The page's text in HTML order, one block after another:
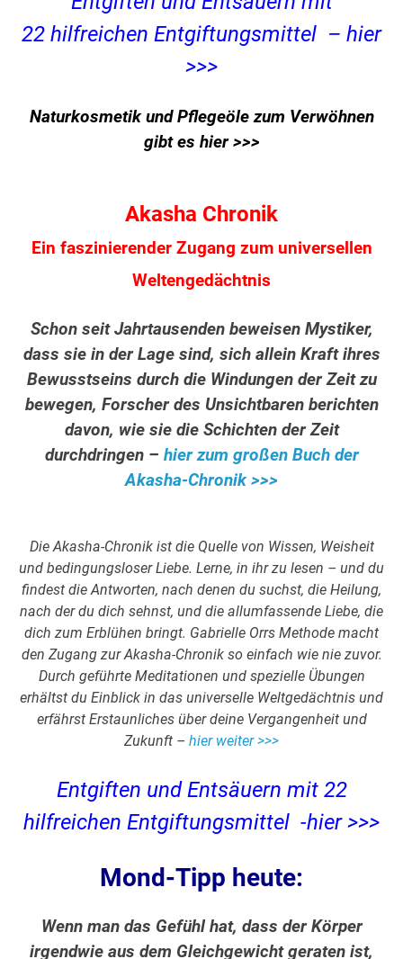
22 hilfreichen Entgiftungsmittel – hier
>>>
Naturkosmetik und Pflegeöle zum Verwöhnen
gibt es hier >>>
Akasha Chronik
Ein faszinierender Zugang zum universellen
Weltengedächtnis
Schon seit Jahrtausenden beweisen Mystiker,
dass sie in der Lage sind, sich allein Kraft ihres
Bewusstseins durch die Windungen der Zeit zu
bewegen, Forscher des Unsichtbaren berichten
davon, wie sie die Schichten der Zeit
durchdringen – hier zum großen Buch der
Akasha-Chronik >>>
Die Akasha-Chronik ist die Quelle von Wissen, Weisheit
und bedingungsloser Liebe. Lerne, in ihr zu lesen – und du
findest die Antworten, nach denen du suchst, die Heilung,
nach der du dich sehnst, und die allumfassende Liebe, die
dich zum Erblühen bringt. Gabrielle Orrs Methode macht
den Zugang zur Akasha-Chronik so einfach wie nie zuvor.
Durch geführte Meditationen und spezielle Übungen
erhältst du Einblick in das universelle Weltgedächtnis und
erfährst Erstaunliches über deine Vergangenheit und
Zukunft – hier weiter >>>
Entgiften und Entsäuern mit 22
hilfreichen Entgiftungsmittel -hier >>>
Mond-Tipp heute:
Wenn man das Gefühl hat, dass der Körper
irgendwie aus dem Gleichgewicht geraten ist,